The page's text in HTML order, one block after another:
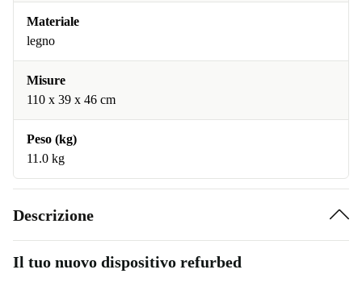
Materiale
legno
Misure
110 x 39 x 46 cm
Peso (kg)
11.0 kg
Descrizione
Il tuo nuovo dispositivo refurbed